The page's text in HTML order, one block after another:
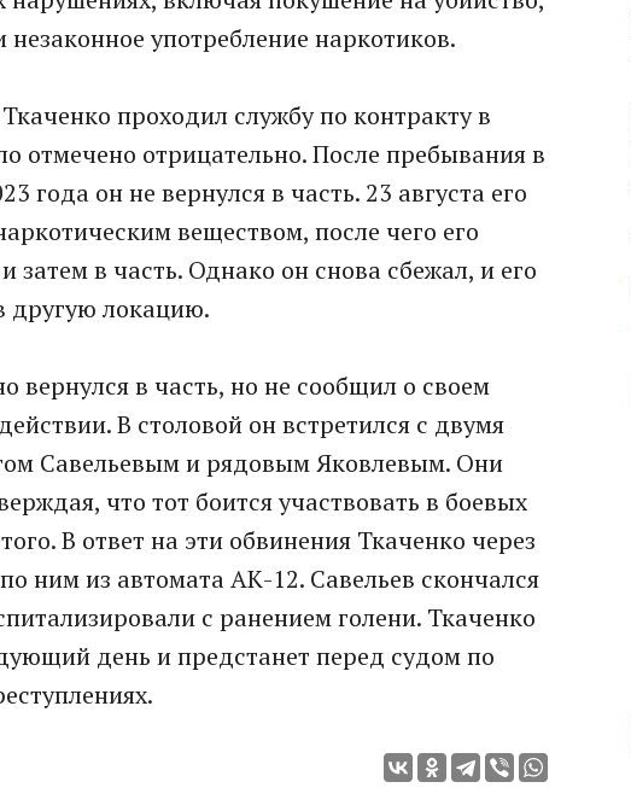
употребление наркотиков.
проходил службу по контракту в
отмечено отрицательно. После пребывания в
года он не вернулся в часть. 23 августа его
веществом, после чего его
в часть. Однако он снова сбежал, и его
другую локацию.
вернулся в часть, но не сообщил о своем
В столовой он встретился с двумя
Савельевым и рядовым Яковлевым. Они
что тот боится участвовать в боевых
В ответ на эти обвинения Ткаченко через
ним из автомата АК-12. Савельев скончался
с ранением голени. Ткаченко
день и предстанет перед судом по